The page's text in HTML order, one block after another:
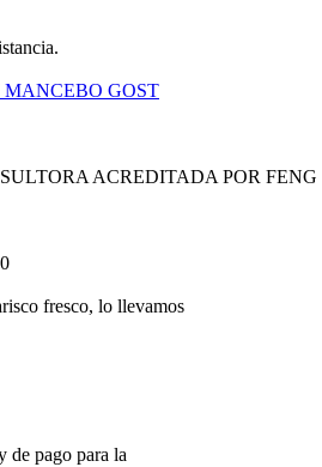
GOST
ACREDITADA POR
fresco, lo llevamos
de pago para la